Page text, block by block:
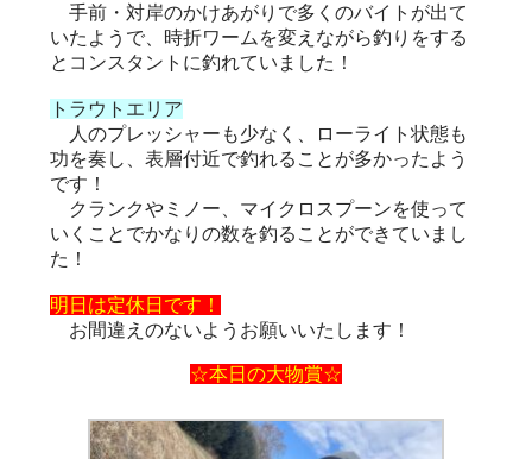
手前・対岸のかけあがりで多くのバイトが出て
いたようで、時折ワームを変えながら釣りをする
とコンスタントに釣れていました！
トラウトエリア
人のプレッシャーも少なく、ローライト状態も
功を奏し、表層付近で釣れることが多かったよう
です！
クランクやミノー、マイクロスプーンを使って
いくことでかなりの数を釣ることができていまし
た！
明日は定休日です！
お間違えのないようお願いいたします！
☆本日の大物賞☆